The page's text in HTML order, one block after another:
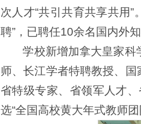
次人才“共引共育共享共用
聘”，已聘任10余名国内外
学校新增加拿大皇家科
师、长江学者特聘教授、
省特级专家、省领军人才
选“全国高校黄大年式教师